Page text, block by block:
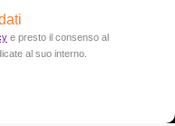
e presto il consenso al
al suo interno.